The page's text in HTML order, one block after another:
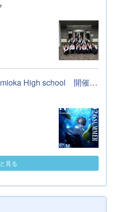
軽音部発表会 Rock in Tomioka High school 開催します
見る